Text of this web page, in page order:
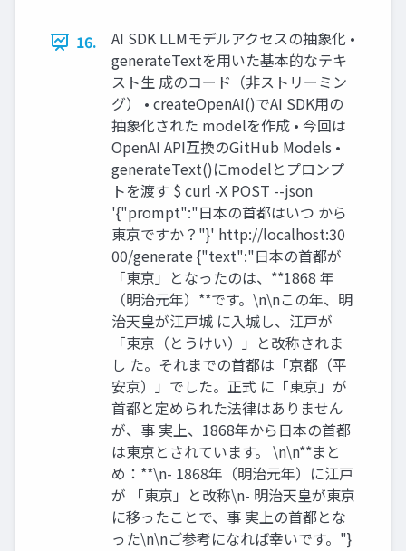
16.
AI SDK LLMモデルアクセスの抽象化 •
generateTextを用いた基本的なテキ
スト生 成のコード（非ストリーミン
グ） • createOpenAI()でAI SDK用の
抽象化された modelを作成 • 今回は
OpenAI API互換のGitHub Models •
generateText()にmodelとプロンプ
トを渡す $ curl -X POST --json
'{"prompt":"日本の首都はいつ から
東京ですか？"}' http://localhost:30
00/generate {"text":"日本の首都が
「東京」となったのは、**1868 年
（明治元年）**です。\n\nこの年、明
治天皇が江戸城 に入城し、江戸が
「東京（とうけい）」と改称されま
し た。それまでの首都は「京都（平
安京）」でした。正式 に「東京」が
首都と定められた法律はありません
が、事 実上、1868年から日本の首都
は東京とされています。 \n\n**まと
め：**\n- 1868年（明治元年）に江戸
が 「東京」と改称\n- 明治天皇が東京
に移ったことで、事 実上の首都とな
った\n\nご参考になれば幸いです。"}